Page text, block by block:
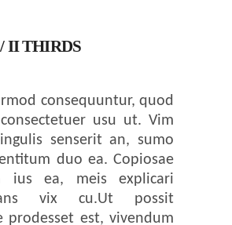
II THIRDS
consequuntur, quod
usu ut. Vim
senserit an, sumo
duo ea. Copiosae
ius ea, meis explicari
vix cu.Ut possit
prodesset est, vivendum